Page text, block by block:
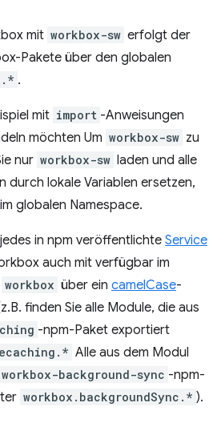
mit workbox-sw erfolgt der
Pakete über den globalen
.
mit import -Anweisungen
möchten Um workbox-sw zu
nur workbox-sw laden und alle
durch lokale Variablen ersetzen,
globalen Namespace.
in npm veröffentlichte Service
auch mit verfügbar im
workbox über ein camelCase-
finden Sie alle Module, die aus
-npm-Paket exportiert
Alle aus dem Modul
workbox-background-sync -npm-
workbox.backgroundSync.* ).